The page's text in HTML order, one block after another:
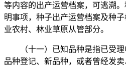
等内容的出产运营档案，可逃溯
明事项，种子出产运营档案及种
业农村、林业草原从管部分。
（十一）已知品种是指已受理
品种登记、新品种，或者曾经发卖